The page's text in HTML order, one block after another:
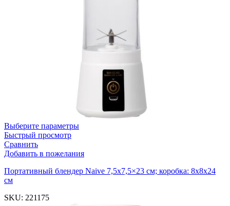
Выберите параметры
Быстрый просмотр
Сравнить
Добавить в пожелания
Портативный блендер Naive 7,5х7,5×23 см; коробка: 8х8х24
см
SKU: 221175